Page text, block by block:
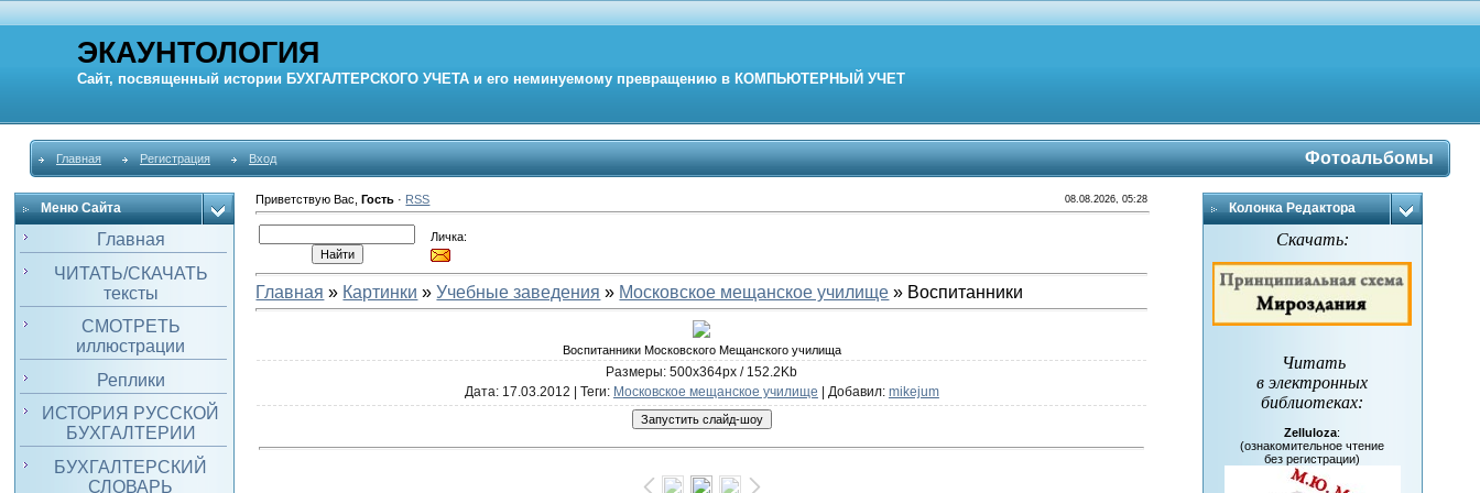
ЭКАУНТОЛОГИЯ
Сайт, посвященный истории БУХГАЛТЕРСКОГО УЧЕТА и его неминуемому превращению в КОМПЬЮТЕРНЫЙ УЧЕТ
Главная Регистрация Вход Фотоальбомы
Меню Сайта
Главная
ЧИТАТЬ/СКАЧАТЬ
тексты
СМОТРЕТЬ
иллюстрации
Реплики
ИСТОРИЯ РУССКОЙ
БУХГАЛТЕРИИ
БУХГАЛТЕРСКИЙ
СЛОВАРЬ
Приветствую Вас ,Гость · RSS 08.08.2026, 05:28
Личка:
Главная » Картинки »Учебные заведения » Московское мещанское училище » Воспитанники
Воспитанники Московского Мещанского училища
Размеры: 500x364px / 152.2Kb
Дата: 17.03.2012 | Теги: Московское мещанское училище Добавил: mikejum
Колонка Редактора
Скачать:
Читать
в электронных
библиотеках:
Zelluloza:
(ознакомительное чтение
без регистрации)